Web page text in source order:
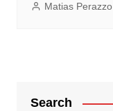
Matias Perazzo
Search